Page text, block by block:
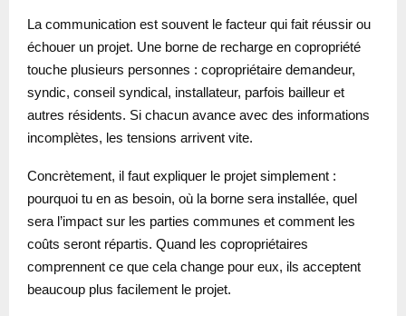
La communication est souvent le facteur qui fait réussir ou
échouer un projet. Une borne de recharge en copropriété
touche plusieurs personnes : copropriétaire demandeur,
syndic, conseil syndical, installateur, parfois bailleur et
autres résidents. Si chacun avance avec des informations
incomplètes, les tensions arrivent vite.
Concrètement, il faut expliquer le projet simplement :
pourquoi tu en as besoin, où la borne sera installée, quel
sera l’impact sur les parties communes et comment les
coûts seront répartis. Quand les copropriétaires
comprennent ce que cela change pour eux, ils acceptent
beaucoup plus facilement le projet.